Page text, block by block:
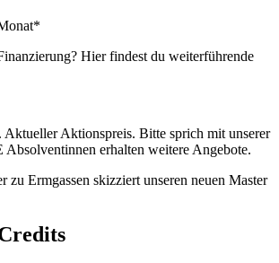
Hier findest du weiterführende
Aktionspreis. Bitte sprich mit unserer
Absolventinnen erhalten weitere Angebote.
zu Ermgassen skizziert unseren neuen Master